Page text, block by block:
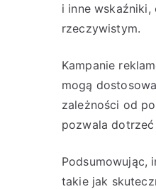
i inne
rzeczywistym.
Kampanie
mogą
zależności od
pozwala
Podsumowując,
takie jak